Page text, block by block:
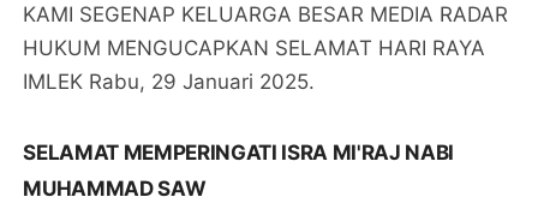
KAMI SEGENAP KELUARGA BESAR MEDIA RADAR
HUKUM MENGUCAPKAN SELAMAT HARI RAYA
IMLEK Rabu, 29 Januari 2025.
SELAMAT MEMPERINGATI ISRA MI'RAJ NABI
MUHAMMAD SAW